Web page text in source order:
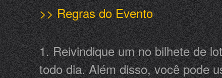
>> Regras do Evento
1. Reivindique um no bilhete de
todo dia. Além disso, você pode